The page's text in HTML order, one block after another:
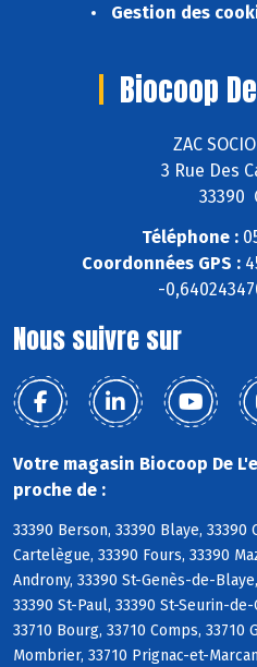
Gestion des
Biocoop
ZAC
3 Rue Des
33390
Téléphone :
Coordonnées GPS :
-
Nous suivre sur
Votre magasin Biocoop De
proche de :
33390 Berson, 33390 Blaye, 33390
Cartelègue, 33390 Fours, 33390
Androny, 33390 St-Genès-de-
33390 St-Paul, 33390 St-Seurin-
33710 Bourg, 33710 Comps, 33710
Mombrier, 33710 Prignac-et-